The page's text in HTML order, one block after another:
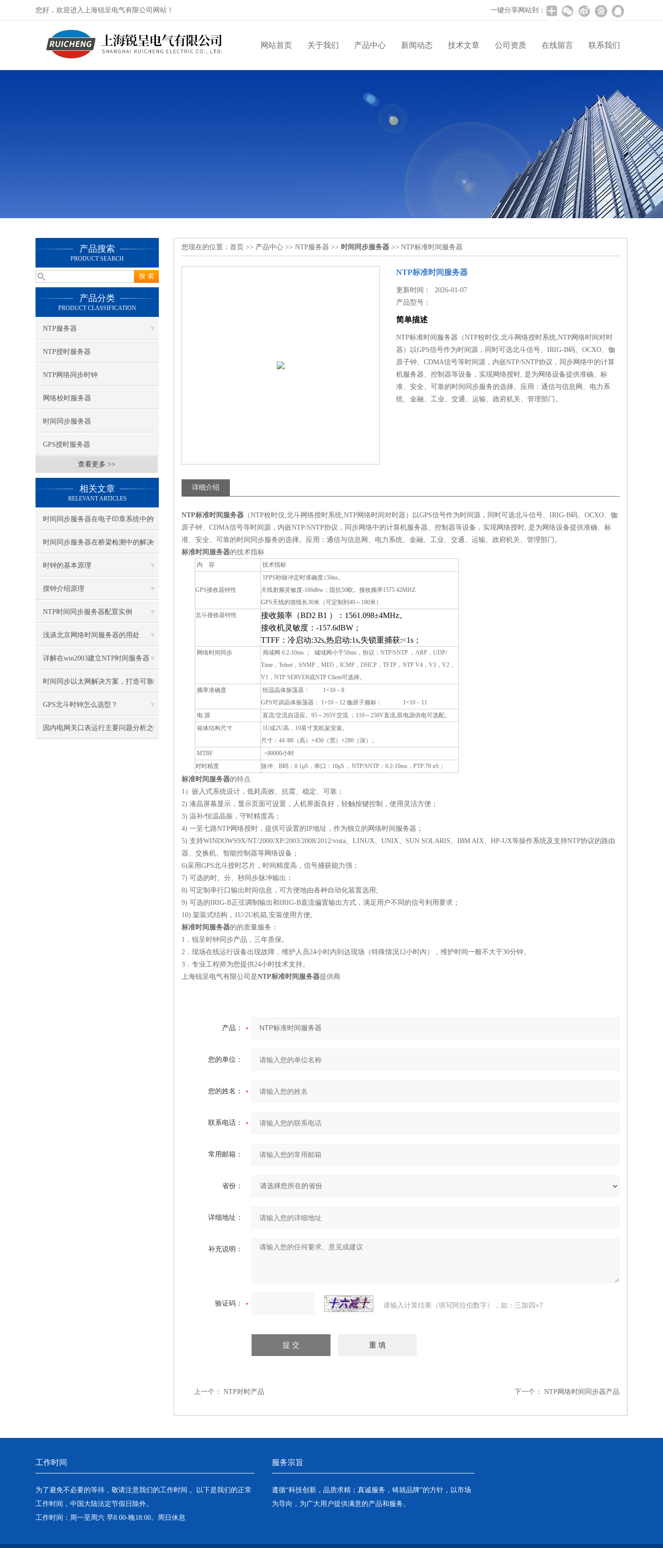
您好，欢迎进入上海锐呈电气有限公司网站！ 一键分享网站到：
网站首页 关于我们 产品中心 新闻动态 技术文章 公司资质 在线留言 联系我们
产品搜索
PRODUCT SEARCH
产品分类
PRODUCT CLASSIFICATION
NTP服务器
NTP授时服务器
NTP网络同步时钟
网络校时服务器
时间同步服务器
GPS授时服务器
查看更多 >>
相关文章
RELEVANT ARTICLES
时间同步服务器在电子印章系统中的
应用案例
时间同步服务器在桥梁检测中的解决
方案
时钟的基本原理
摆钟介绍原理
NTP时间同步服务器配置实例
（CISCO 7200）
浅谈北京网络时间服务器的用处
详解在win2003建立NTP时间服务器
时间同步以太网解决方案，打造可靠
的网络
GPS北斗时钟怎么选型？
国内电网关口表运行主要问题分析之
您现在的位置： 首页 >> 产品中心 >> NTP服务器 >> 时间同步服务器 >> NTP标准时间服务器
NTP标准时间服务器
更新时间： 2026-01-07
产品型号：
简单描述
NTP标准时间服务器（NTP校时仪,北斗网络授时系统,NTP网络时间对时
器）以GPS信号作为时间源，同时可选北斗信号、IRIG-B码、OCXO、铷
原子钟、CDMA信号等时间源，内嵌NTP/SNTP协议，同步网络中的计算
机服务器、控制器等设备，实现网络授时, 是为网络设备提供准确、标
准、安全、可靠的时间同步服务的选择。应用：通信与信息网、电力系
统、金融、工业、交通、运输、政府机关、管理部门。
详细介绍
NTP标准时间服务器 （NTP校时仪,北斗网络授时系统,NTP 网络时间对时器）以GPS信号作为时间源，同时可选北斗信号、 IRIG-B码、 OCXO、铷
原子钟、 CDMA信号等时间源，内嵌NTP/SNTP协议，同步网络中的计算机服务器、控制器等设备，实现网络授时, 是为网络设备提供准确、标
准、安全、可靠的时间同步服务的选择。应用：通信与信息网、电力系统、金融、工业、交通、运输、政府机关、管理部门。
标准时间服务器的技术指标
内 容 技术指标
GPS接收器特性
1PPS秒脉冲定时准确度≤50ns。
天线射频灵敏度-166dbw ；阻抗50欧。接收频率1575.42MHZ.
GPS天线的馈线长30米（可定制到40～ 180米）
北斗接收器特性
接收频率（BD2 B1 ）： 1561.098±4MHz。
接收机灵敏度：-157.6dBW ；
TTFF ：冷启动:32s,热启动:1s,失锁重捕获:<1s ；
网络时间同步 局域网 0.2-10ms ； 城域网小于50ms ，协议：NTP/SNTP ，ARP ，UDP/
Time ，Telnet ，SNMP ，MD5 ，ICMP ，DHCP ，TFTP ，NTP V4 ，V3 ，V2 ，
V1 ，NTP SERVER或NTP Client可选择。
频率准确度
恒温晶体振荡器： 1×10 －8
GPS可训晶体振荡器： 1×10 － 12铷原子频标： 1×10 － 11
电 源 直流/交流自适应。95～265V交流 ； 110～250V直流,双电源供电可选配。
箱体结构尺寸
1U或2U高， 19英寸宽机架安装。
尺寸：44 /88 （高） ×450 （宽） ×280 （深）。
MTBF
>80000小时
对时精度
脉冲、B码：0.1μS ，串口： 10μS ，NTP/SNTP ：0.2-10ms ，PTP:70 nS ；
标准时间服务器的特点:
1 ）嵌入式系统设计，低耗高效、抗震、稳定、可靠；
2) 液晶屏幕显示，显示页面可设置，人机界面良好，轻触按键控制，使用灵活方便；
3) 温补/恒温晶振，守时精度高；
4) 一至七路NTP 网络授时，提供可设置的IP地址，作为独立的网络时间服务器；
5) 支持WINDOWS9X/NT/2000/XP/2003/2008/2012/vista、 LINUX、 UNIX、 SUN SOLARIS、 IBM AIX、 HP-UX等操作系统及支持NTP协议的路由
器、交换机、智能控制器等网络设备；
6)采用GPS北斗授时芯片，时间精度高，信号捕获能力强；
7) 可选的时、分、秒同步脉冲输出；
8) 可定制串行口输出时间信息，可方便地由各种自动化装置选用 ;
9) 可选的IRIG-B正弦调制输出和IRIG-B直流偏置输出方式，满足用户不同的信号利用要求；
10) 架装式结构， 1U/2U机箱,安装使用方便;
标准时间服务器的的质量服务：
1 ．锐呈时钟同步产品，三年质保。
2 ．现场在线运行设备出现故障，维护人员24小时内到达现场（特殊情况12小时内），维护时间一般不大于30分钟。
3 ．专业工程师为您提供24小时技术支持。
上海锐呈电气有限公司是NTP标准时间服务器提供商
产品：
您的单位：
您的姓名：
联系电话：
常用邮箱：
省份：
详细地址：
补充说明：
验证码： 请输入计算结果（填写阿拉伯数字），如：三加四=7
上一个： NTP对时产品 下一个： NTP网络时间同步器产品
工作时间
为了避免不必要的等待，敬请注意我们的工作时间 。以下是我们的正常
工作时间，中国大陆法定节假日除外。
工作时间：周一至周六 早8:00-晚18:00。周日休息
服务宗旨
遵循“科技创新，品质求精；真诚服务，铸就品牌”的方针，以市场
为导向，为广大用户提供满意的产品和服务。